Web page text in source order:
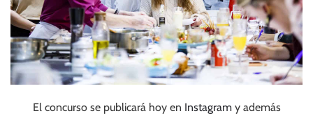
El concurso se publicará hoy en Instagram y además